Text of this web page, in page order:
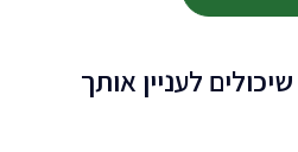
לעניין אותך